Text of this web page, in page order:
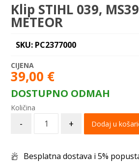
Klip STIHL 039,
METEOR
SKU: PC2377000
39,00 €
DOSTUPNO ODMAH
- + Dodaj u
Besplatna dostava i 5%